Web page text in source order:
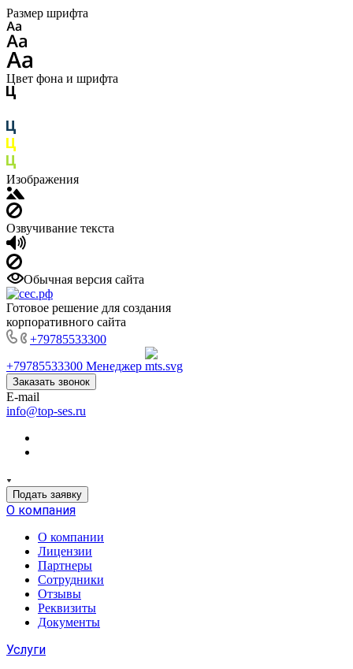
Размер шрифта
Цвет фона и шрифта
Изображения
Озвучивание текста
Обычная версия сайта
Готовое решение для создания
корпоративного сайта
+79785533300
+79785533300 Менеджер
Заказать звонок
E-mail
info@top-ses.ru
Подать заявку
О компания
О компании
Лицензии
Партнеры
Сотрудники
Отзывы
Реквизиты
Документы
Услуги